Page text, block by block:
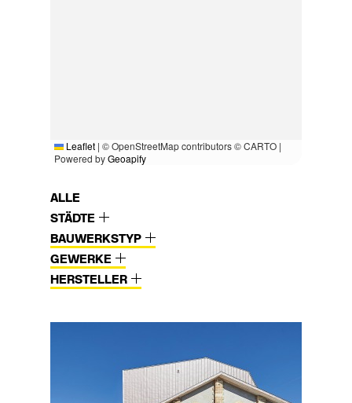
Leaflet | © OpenStreetMap contributors © CARTO |
Powered byGeoapify
ALLE
STÄDTE
BAUWERKSTYP
GEWERKE
HERSTELLER